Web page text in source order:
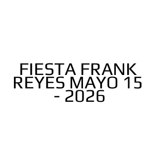
FIESTA FRANK
REYES MAYO 15
- 2026